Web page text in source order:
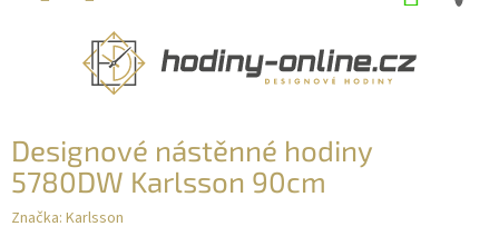
Designové nástěnné hodiny
5780DW Karlsson 90cm
Značka: Karlsson